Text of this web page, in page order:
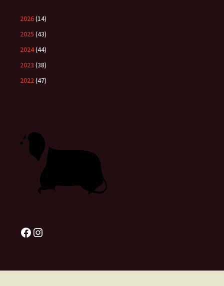
2026(14)
2025 (43)
2024(44)
2023 (38)
2022(47)
Facebook
Instagram